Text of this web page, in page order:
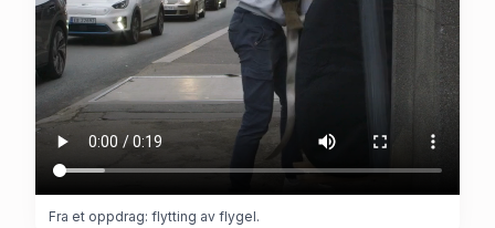
Fra et oppdrag: flytting av flygel.